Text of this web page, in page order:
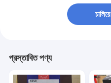
চালিয়ে
প্রস্তাবিত পণ্য